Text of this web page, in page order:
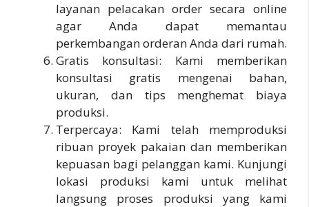
layanan pelacakan order secara online
agar Anda dapat memantau
perkembangan orderan Anda dari rumah.
Gratis konsultasi: Kami memberikan
konsultasi gratis mengenai bahan,
ukuran, dan tips menghemat biaya
produksi.
Terpercaya: Kami telah memproduksi
ribuan proyek pakaian dan memberikan
kepuasan bagi pelanggan kami. Kunjungi
lokasi produksi kami untuk melihat
langsung proses produksi yang kami